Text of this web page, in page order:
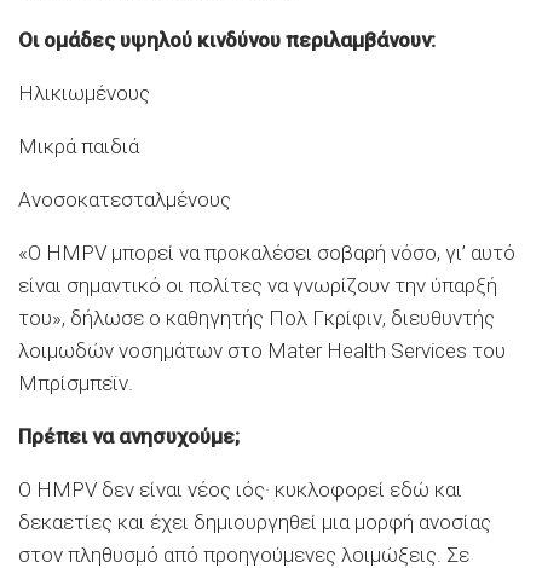
Οι ομάδες υψηλού κινδύνου περιλαμβάνουν:
Ηλικιωμένους
Μικρά παιδιά
Ανοσοκατεσταλμένους
«Ο HMPV μπορεί να προκαλέσει σοβαρή νόσο, γι’ αυτό
είναι σημαντικό οι πολίτες να γνωρίζουν την ύπαρξή
του», δήλωσε ο καθηγητής Πολ Γκρίφιν, διευθυντής
λοιμωδών νοσημάτων στο Mater Health Services του
Μπρίσμπεϊν.
Πρέπει να ανησυχούμε;
Ο HMPV δεν είναι νέος ιός· κυκλοφορεί εδώ και
δεκαετίες και έχει δημιουργηθεί μια μορφή ανοσίας
στον πληθυσμό από προηγούμενες λοιμώξεις. Σε